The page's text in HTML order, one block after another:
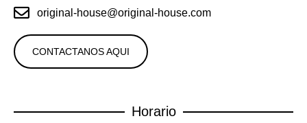
original-house@original-house.com
CONTACTANOS AQUI
Horario